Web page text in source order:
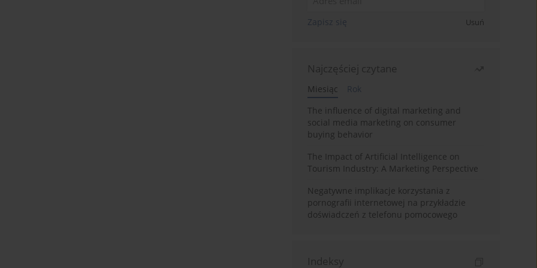
Zapisz się Usuń
Najczęściej czytane
Miesiąc
Rok
The influence of digital marketing and
social media marketing on consumer
buying behavior
The Impact of Artificial Intelligence on
Tourism Industry: A Marketing Perspective
Negatywne implikacje korzystania z
pornografii internetowej na przykładzie
doświadczeń z telefonu pomocowego
Indeksy